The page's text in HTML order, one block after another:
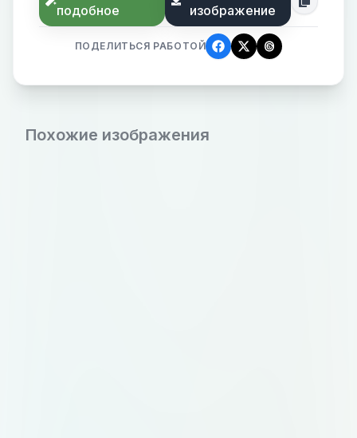
подобное
изображение
ПОДЕЛИТЬСЯ РАБОТОЙ
Похожие изображения